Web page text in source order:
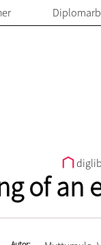
of an